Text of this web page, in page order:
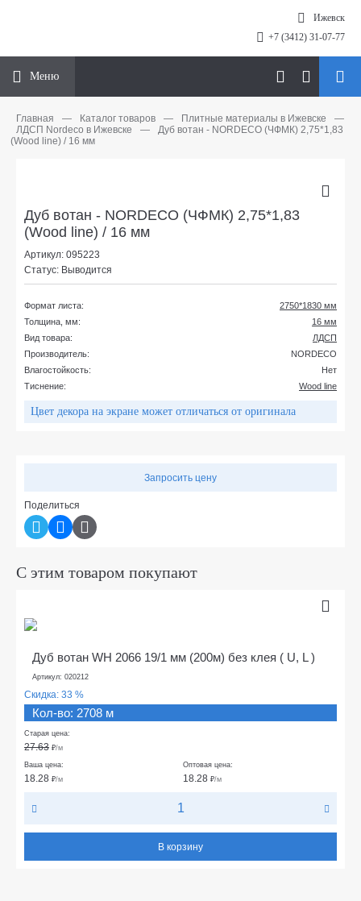
Ижевск
+7 (3412) 31-07-77
Меню
Главная — Каталог товаров — Плитные материалы в Ижевске
—
ЛДСП Nordeco в Ижевске
—
Дуб вотан - NORDECO (ЧФМК) 2,75*1,83
(Wood line) / 16 мм
Дуб вотан - NORDECO (ЧФМК) 2,75*1,83
(Wood line) / 16 мм
Артикул: 095223
Статус: Выводится
Формат листа:
2750*1830 мм
Толщина, мм:
16 мм
Вид товара:
ЛДСП
Производитель:
NORDECO
Влагостойкость:
Нет
Тиснение:
Wood line
Цвет декора на экране может отличаться от оригинала
Запросить цену
Поделиться
С этим товаром покупают
Дуб вотан WH 2066 19/1 мм (200м) без клея ( U, L )
Артикул: 020212
Скидка: 33 %
Кол-во: 2708 м
Старая цена:
27.63 ₽/м
Ваша цена:
18.28 ₽/м
Оптовая цена:
18.28 ₽/м
В корзину